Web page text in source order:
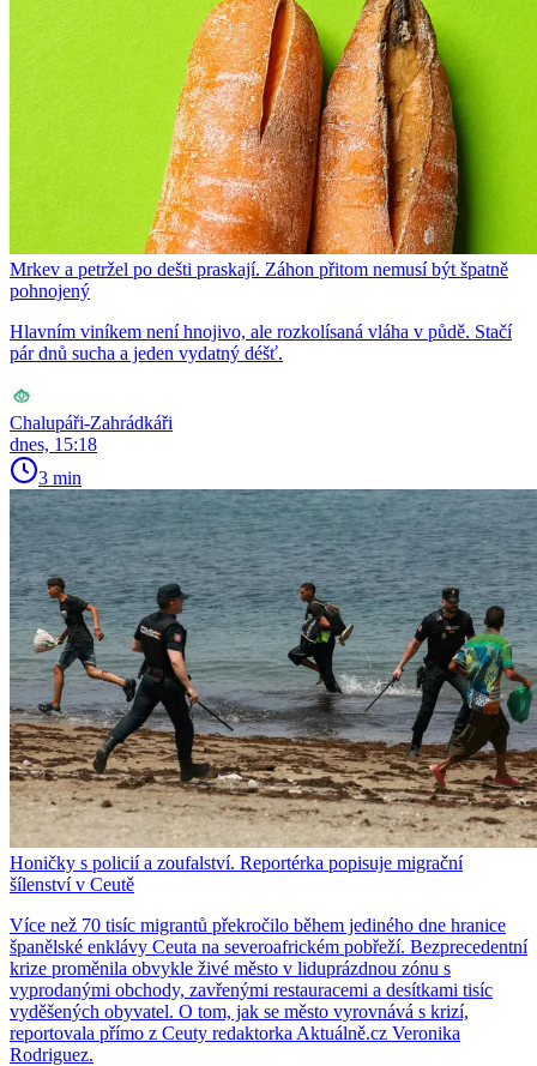
Mrkev a petržel po dešti praskají. Záhon přitom nemusí být špatně
pohnojený
Hlavním viníkem není hnojivo, ale rozkolísaná vláha v půdě. Stačí
pár dnů sucha a jeden vydatný déšť.
Chalupáři-Zahrádkáři
dnes, 15:18
3 min
Honičky s policií a zoufalství. Reportérka popisuje migrační
šílenství v Ceutě
Více než 70 tisíc migrantů překročilo během jediného dne hranice
španělské enklávy Ceuta na severoafrickém pobřeží. Bezprecedentní
krize proměnila obvykle živé město v liduprázdnou zónu s
vyprodanými obchody, zavřenými restauracemi a desítkami tisíc
vyděšených obyvatel. O tom, jak se město vyrovnává s krizí,
reportovala přímo z Ceuty redaktorka Aktuálně.cz Veronika
Rodriguez.